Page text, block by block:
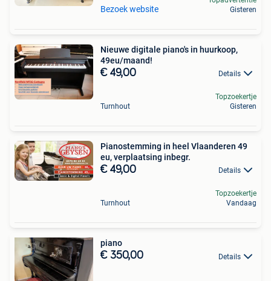
Bezoek website
Gisteren
Nieuwe digitale piano's in huurkoop,
49eu/maand!
€ 49,00 Details
Turnhout
Topzoekertje
Gisteren
Pianostemming in heel Vlaanderen 49
eu, verplaatsing inbegr.
€ 49,00 Details
Turnhout
Topzoekertje
Vandaag
piano
€ 350,00 Details